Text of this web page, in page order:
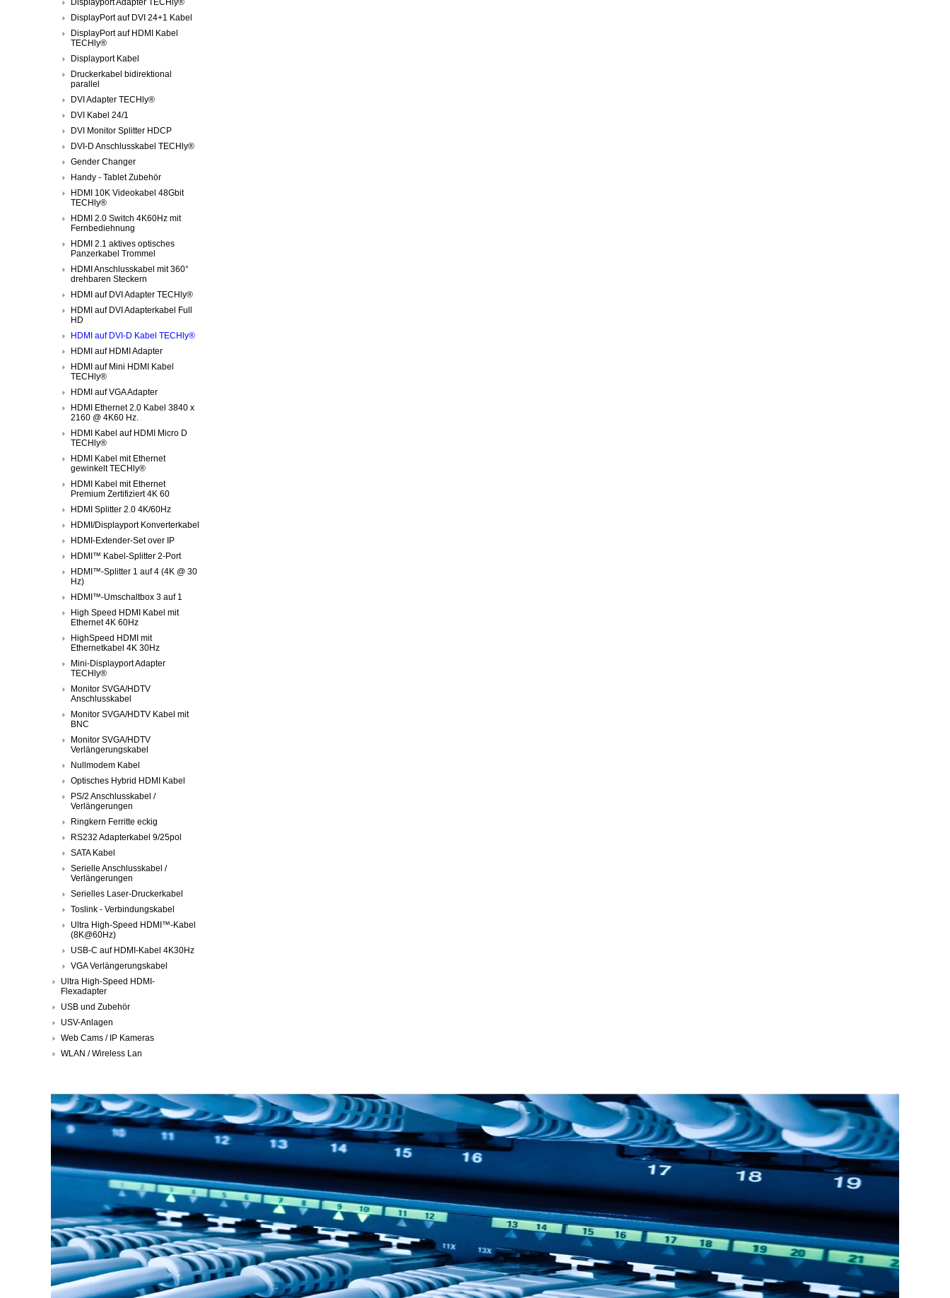
DisplayPort auf DVI 24+1 Kabel
DisplayPort auf HDMI Kabel
TECHly®
Displayport Kabel
Druckerkabel bidirektional
parallel
DVI Adapter TECHly®
DVI Kabel 24/1
DVI Monitor Splitter HDCP
DVI-D Anschlusskabel TECHly®
Gender Changer
Handy - Tablet Zubehör
HDMI 10K Videokabel 48Gbit
TECHly®
HDMI 2.0 Switch 4K60Hz mit
Fernbediehnung
HDMI 2.1 aktives optisches
Panzerkabel Trommel
HDMI Anschlusskabel mit 360°
drehbaren Steckern
HDMI auf DVI Adapter TECHly®
HDMI auf DVI Adapterkabel Full
HD
HDMI auf DVI-D Kabel TECHly®
HDMI auf HDMI Adapter
HDMI auf Mini HDMI Kabel
TECHly®
HDMI auf VGA Adapter
HDMI Ethernet 2.0 Kabel 3840 x
2160 @ 4K60 Hz.
HDMI Kabel auf HDMI Micro D
TECHly®
HDMI Kabel mit Ethernet
gewinkelt TECHly®
HDMI Kabel mit Ethernet
Premium Zertifiziert 4K 60
HDMI Splitter 2.0 4K/60Hz
HDMI/Displayport Konverterkabel
HDMI-Extender-Set over IP
HDMI™ Kabel-Splitter 2-Port
HDMI™-Splitter 1 auf 4 (4K @ 30
Hz)
HDMI™-Umschaltbox 3 auf 1
High Speed HDMI Kabel mit
Ethernet 4K 60Hz
HighSpeed HDMI mit
Ethernetkabel 4K 30Hz
Mini-Displayport Adapter
TECHly®
Monitor SVGA/HDTV
Anschlusskabel
Monitor SVGA/HDTV Kabel mit
BNC
Monitor SVGA/HDTV
Verlängerungskabel
Nullmodem Kabel
Optisches Hybrid HDMI Kabel
PS/2 Anschlusskabel /
Verlängerungen
Ringkern Ferritte eckig
RS232 Adapterkabel 9/25pol
SATA Kabel
Serielle Anschlusskabel /
Verlängerungen
Serielles Laser-Druckerkabel
Toslink - Verbindungskabel
Ultra High-Speed HDMI™-Kabel
(8K@60Hz)
USB-C auf HDMI-Kabel 4K30Hz
VGA Verlängerungskabel
Ultra High-Speed HDMI-
Flexadapter
USB und Zubehör
USV-Anlagen
Web Cams / IP Kameras
WLAN / Wireless Lan